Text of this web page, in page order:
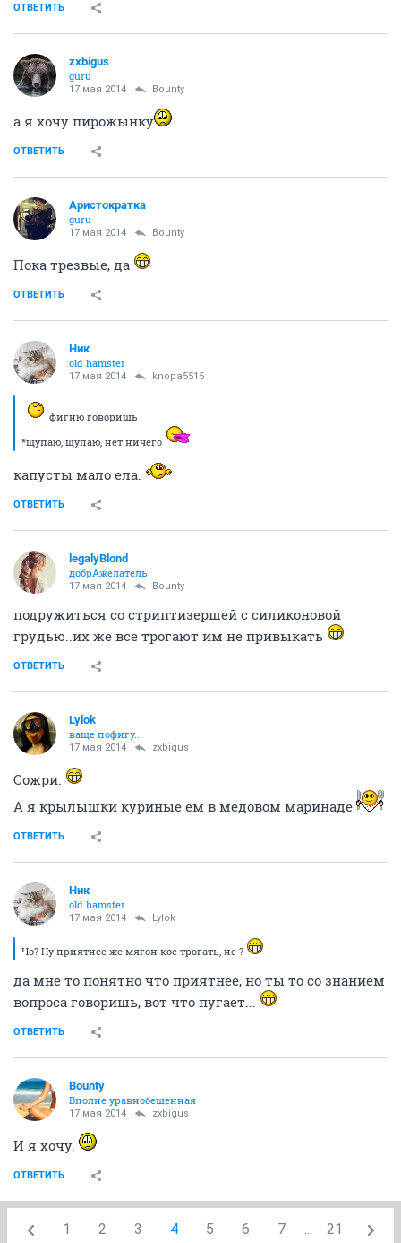
ОТВЕТИТЬ
zxbigus
guru
17 мая 2014 Bounty
а я хочу пирожынку
ОТВЕТИТЬ
Аристократка
guru
17 мая 2014 Bounty
Пока трезвые, да
ОТВЕТИТЬ
Ник
old hamster
17 мая 2014 knopa5515
фигню говоришь
*щупаю, щупаю, нет ничего
капусты мало ела.
ОТВЕТИТЬ
legalyBlond
добрАжелатель
17 мая 2014 Bounty
подружиться со стриптизершей с силиконовой
грудью..их же все трогают им не привыкать
ОТВЕТИТЬ
Lylok
ваще пофигу...
17 мая 2014 zxbigus
Сожри.
А я крылышки куриные ем в медовом маринаде
ОТВЕТИТЬ
Ник
old hamster
17 мая 2014 Lylok
Чо? Ну приятнее же мягон кое трогать, не ?
да мне то понятно что приятнее, но ты то со знанием
вопроса говоришь, вот что пугает...
ОТВЕТИТЬ
Bounty
Вполне уравнобешенная
17 мая 2014 zxbigus
И я хочу.
ОТВЕТИТЬ
1 2 3 4 5 6 7 ... 21